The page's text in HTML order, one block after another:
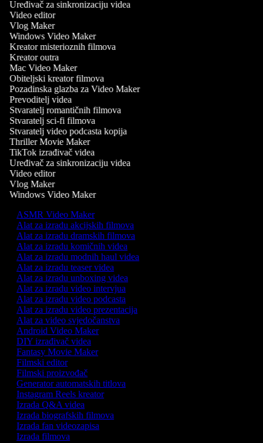
Uređivač za sinkronizaciju videa
Video editor
Vlog Maker
Windows Video Maker
Kreator misterioznih filmova
Kreator outra
Mac Video Maker
Obiteljski kreator filmova
Pozadinska glazba za Video Maker
Prevoditelj videa
Stvaratelj romantičnih filmova
Stvaratelj sci-fi filmova
Stvaratelj video podcasta kopija
Thriller Movie Maker
TikTok izrađivač videa
Uređivač za sinkronizaciju videa
Video editor
Vlog Maker
Windows Video Maker
ASMR Video Maker
Alat za izradu akcijskih filmova
Alat za izradu dramskih filmova
Alat za izradu komičnih videa
Alat za izradu modnih haul videa
Alat za izradu teaser videa
Alat za izradu unboxing videa
Alat za izradu video intervjua
Alat za izradu video podcasta
Alat za izradu video prezentacija
Alat za video svjedočanstva
Android Video Maker
DIY izrađivač videa
Fantasy Movie Maker
Filmski editor
Filmski proizvođač
Generator automatskih titlova
Instagram Reels kreator
Izrada Q&A videa
Izrada biografskih filmova
Izrada fan videozapisa
Izrada filmova